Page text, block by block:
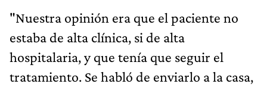
"Nuestra opinión era que el paciente no
estaba de alta clínica, si de alta
hospitalaria, y que tenía que seguir el
tratamiento. Se habló de enviarlo a la casa,